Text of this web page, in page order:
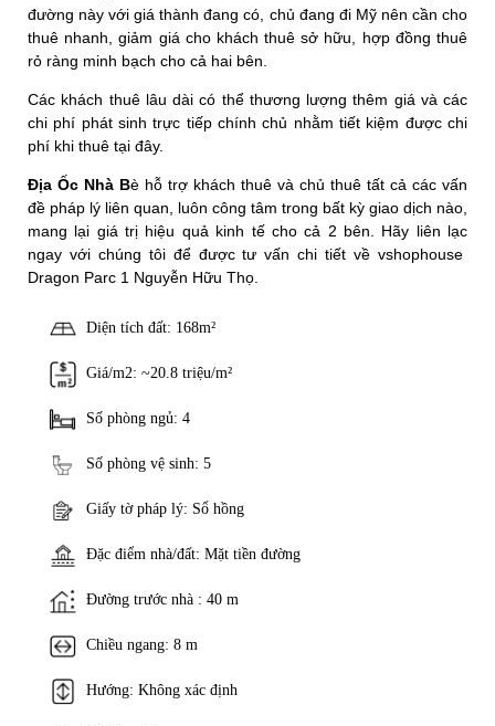
đường này với giá thành đang có, chủ đang đi Mỹ nên cần cho
thuê nhanh, giảm giá cho khách thuê sở hữu, hợp đồng thuê
rỏ ràng minh bạch cho cả hai bên.
Các khách thuê lâu dài có thể thương lượng thêm giá và các
chi phí phát sinh trực tiếp chính chủ nhằm tiết kiệm được chi
phí khi thuê tại đây.
Địa Ốc Nhà Bè hỗ trợ khách thuê và chủ thuê tất cả các vấn
đề pháp lý liên quan, luôn công tâm trong bất kỳ giao dịch nào,
mang lại giá trị hiệu quả kinh tế cho cả 2 bên. Hãy liên lạc
ngay với chúng tôi để được tư vấn chi tiết về vshophouse
Dragon Parc 1 Nguyễn Hữu Thọ.
Diện tích đất: 168m²
Giá/m2: ~20.8 triệu/m²
Số phòng ngủ: 4
Số phòng vệ sinh: 5
Giấy tờ pháp lý: Sổ hồng
Đặc điểm nhà/đất: Mặt tiền đường
Đường trước nhà : 40 m
Chiều ngang: 8 m
Hướng: Không xác định